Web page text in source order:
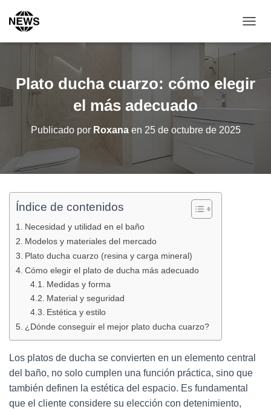
A
A
M
O
Plato ducha cuarzo: cómo elegir
el más adecuado
Publicado por Roxanaen 25 de octubre de 2025
Índice de contenidos
Necesidad y utilidad en el baño
Modelos y materiales del mercado
Plato ducha cuarzo (resina y carga mineral)
Cómo elegir el plato de ducha más adecuado
Medidas y forma
Material y seguridad
Estética y estilo
¿Dónde conseguir el mejor plato ducha cuarzo?
Los platos de ducha se convierten en un elemento central
del baño, no solo cumplen una función práctica, sino que
también definen la estética del espacio. Es fundamental
que el cliente considere su elección con detenimiento,